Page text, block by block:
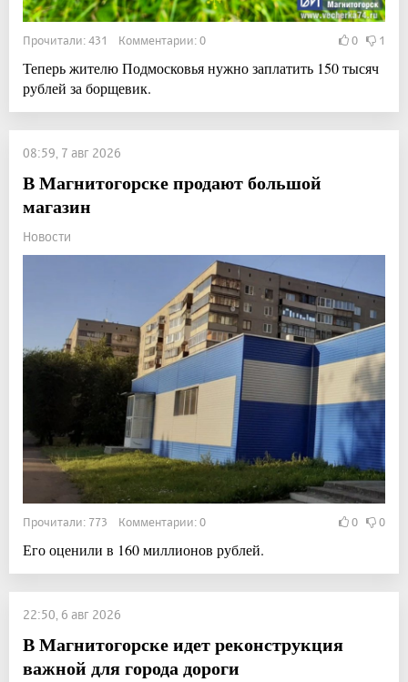
Прочитали: 431 Комментарии: 0 0 1
Теперь жителю Подмосковья нужно заплатить 150 тысяч
рублей за борщевик.
08:59, 7 авг 2026
В Магнитогорске продают большой
магазин
Новости
Прочитали: 773 Комментарии: 0 0 0
Его оценили в 160 миллионов рублей.
22:50, 6 авг 2026
В Магнитогорске идет реконструкция
важной для города дороги